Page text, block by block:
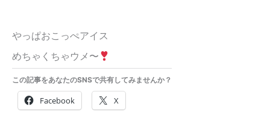
やっぱおこっぺアイス
めちゃくちゃウメ〜
この記事をあなたのSNSで共有してみませんか？
Facebook X